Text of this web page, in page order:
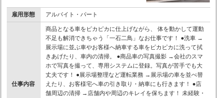
雇用形態 アルバイト・パート
仕事内容
商品となる車をピカピカに仕上げながら、 体を動かして運動
不足も解消できちゃう「一石二鳥」なお仕事です！ ●洗車 →
展示場に並ぶ車やお客様へ納車する車をピカピカに洗って拭
きあげたり、車内の清掃。 ●商品車の写真撮影 →会社のスマ
ホで写真を撮って、専用システムに登録。写真が苦手でも大
丈夫です！ ●展示場整理など運転業務 →展示場の車を並べ替
えたり、お客様宅へ車の引き取り・納車にも行きます！ ●店
舗周辺の清掃 →店舗内や周辺のキレイを保ちます！ 未経験・